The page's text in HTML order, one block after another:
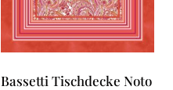
Bassetti Tischdecke Noto